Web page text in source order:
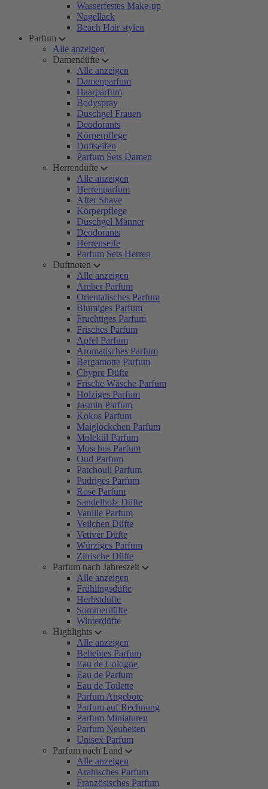
Wasserfestes Make-up
Nagellack
Beach Hair stylen
Parfum
Alle anzeigen
Damendüfte
Alle anzeigen
Damenparfum
Haarparfum
Bodyspray
Duschgel Frauen
Deodorants
Körperpflege
Duftseifen
Parfum Sets Damen
Herrendüfte
Alle anzeigen
Herrenparfum
After Shave
Körperpflege
Duschgel Männer
Deodorants
Herrenseife
Parfum Sets Herren
Duftnoten
Alle anzeigen
Amber Parfum
Orientalisches Parfum
Blumiges Parfum
Fruchtiges Parfum
Frisches Parfum
Apfel Parfum
Aromatisches Parfum
Bergamotte Parfum
Chypre Düfte
Frische Wäsche Parfum
Holziges Parfum
Jasmin Parfum
Kokos Parfum
Maiglöckchen Parfum
Molekül Parfum
Moschus Parfum
Oud Parfum
Patchouli Parfum
Pudriges Parfum
Rose Parfum
Sandelholz Düfte
Vanille Parfum
Veilchen Düfte
Vetiver Düfte
Würziges Parfum
Zitrische Düfte
Parfum nach Jahreszeit
Alle anzeigen
Frühlingsdüfte
Herbstdüfte
Sommerdüfte
Winterdüfte
Highlights
Alle anzeigen
Beliebtes Parfum
Eau de Cologne
Eau de Parfum
Eau de Toilette
Parfum Angebote
Parfum auf Rechnung
Parfum Miniaturen
Parfum Neuheiten
Unisex Parfum
Parfum nach Land
Alle anzeigen
Arabisches Parfum
Französisches Parfum